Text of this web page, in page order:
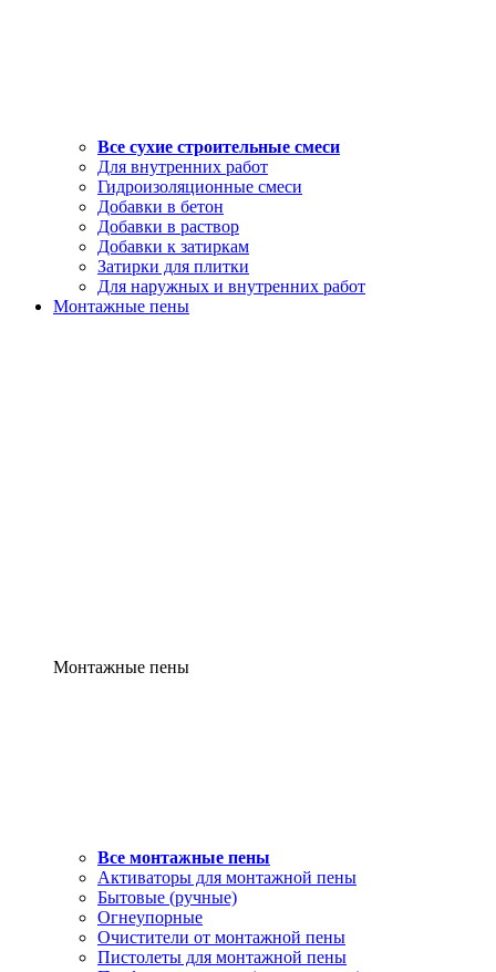
Все сухие строительные смеси
Для внутренних работ
Гидроизоляционные смеси
Добавки в бетон
Добавки в раствор
Добавки к затиркам
Затирки для плитки
Для наружных и внутренних работ
Монтажные пены
Монтажные пены
Все монтажные пены
Активаторы для монтажной пены
Бытовые (ручные)
Огнеупорные
Очистители от монтажной пены
Пистолеты для монтажной пены